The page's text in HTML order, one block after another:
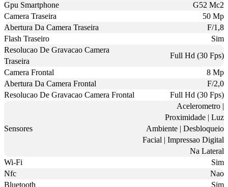
Gpu Smartphone
G52 Mc2
Camera Traseira
50 Mp
Abertura Da Camera Traseira
F/1,8
Flash Traseiro
Sim
Resolucao De Gravacao Camera
Traseira
Full Hd (30 Fps)
Camera Frontal
8 Mp
Abertura Da Camera Frontal
F/2,0
Resolucao De Gravacao Camera Frontal
Full Hd (30 Fps)
Sensores
Acelerometro |
Proximidade | Luz
Ambiente | Desbloqueio
Facial | Impressao Digital
Na Lateral
Wi-Fi
Sim
Nfc
Nao
Bluetooth
Sim